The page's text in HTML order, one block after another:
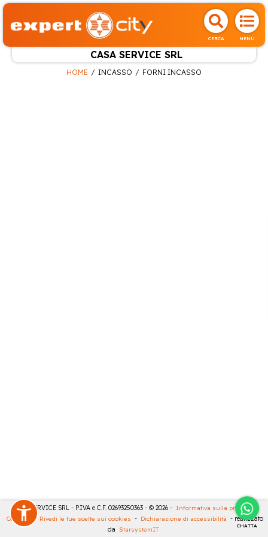
CERCA MENU
CASA SERVICE SRL
CHATTA
HOME INCASSO FORNI INCASSO
CASA SERVICE SRL - P.IVA e C.F. 02693250363 - © 2026 - Informativa sulla privacy -
Cookies
- Rivedi le tue scelte sui cookies - Dichiarazione di accessibilità - realizzato
da StarsystemIT